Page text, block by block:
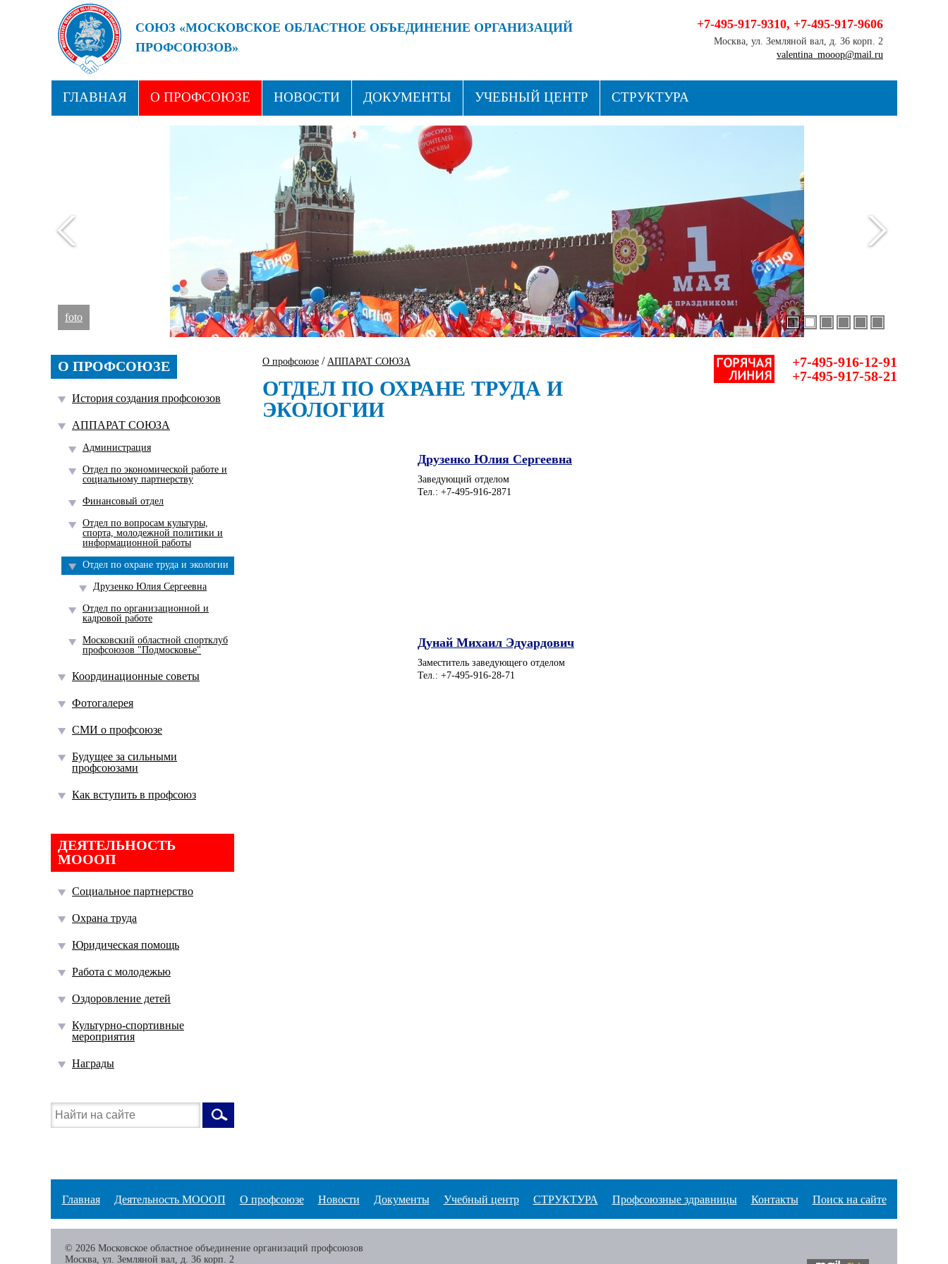
СОЮЗ «МОСКОВСКОЕ ОБЛАСТНОЕ ОБЪЕДИНЕНИЕ ОРГАНИЗАЦИЙ
ПРОФСОЮЗОВ»
+7-495-917-9310, +7-495-917-9606
Москва, ул. Земляной вал, д. 36 корп. 2
valentina_mooop@mail.ru
ГЛАВНАЯ О ПРОФСОЮЗЕ НОВОСТИ ДОКУМЕНТЫ УЧЕБНЫЙ ЦЕНТР СТРУКТУРА
КОНТАКТЫ
foto
О ПРОФСОЮЗЕ
История создания профсоюзов
АППАРАТ СОЮЗА
Администрация
Отдел по экономической работе и
социальному партнерству
Финансовый отдел
Отдел по вопросам культуры,
спорта, молодежной политики и
информационной работы
Отдел по охране труда и экологии
Друзенко Юлия Сергеевна
Отдел по организационной и
кадровой работе
Московский областной спортклуб
профсоюзов "Подмосковье"
Координационные советы
Фотогалерея
СМИ о профсоюзе
Будущее за сильными
профсоюзами
Как вступить в профсоюз
ДЕЯТЕЛЬНОСТЬ
МОООП
Социальное партнерство
Охрана труда
Юридическая помощь
Работа с молодежью
Оздоровление детей
Культурно-спортивные
мероприятия
Награды
О профсоюзе / АППАРАТ СОЮЗА
ОТДЕЛ ПО ОХРАНЕ ТРУДА И
ЭКОЛОГИИ
Друзенко Юлия Сергеевна
Заведующий отделом
Тел.: +7-495-916-2871
Дунай Михаил Эдуардович
Заместитель заведующего отделом
Тел.: +7-495-916-28-71
+7-495-916-12-91
+7-495-917-58-21
Главная Деятельность МОООП О профсоюзе Новости Документы Учебный центр СТРУКТУРА Профсоюзные здравницы Контакты Поиск на сайте
© 2026 Московское областное объединение организаций профсоюзов
Москва, ул. Земляной вал, д. 36 корп. 2